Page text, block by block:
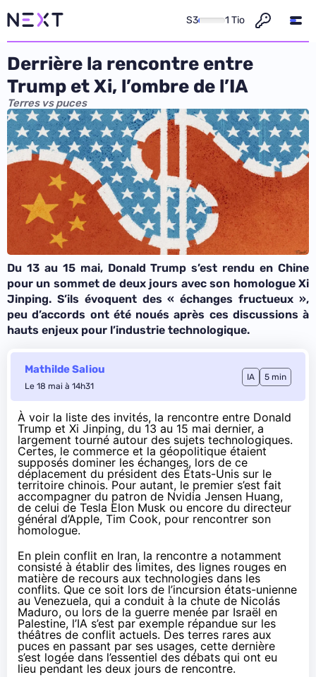
S3 1 Tio
Derrière la rencontre entre
Trump et Xi, l’ombre de l’IA
Terres vs puces
Du 13 au 15 mai, Donald Trump s’est rendu en Chine
pour un sommet de deux jours avec son homologue Xi
Jinping. S’ils évoquent des « échanges fructueux »,
peu d’accords ont été noués après ces discussions à
hauts enjeux pour l’industrie technologique.
Mathilde Saliou
Le 18 mai à 14h31
IA 5 min
À voir la liste des invités, la rencontre entre Donald
Trump et Xi Jinping, du 13 au 15 mai dernier, a
largement tourné autour des sujets technologiques.
Certes, le commerce et la géopolitique étaient
supposés dominer les échanges, lors de ce
déplacement du président des États-Unis sur le
territoire chinois. Pour autant, le premier s’est fait
accompagner du patron de Nvidia Jensen Huang,
de celui de Tesla Elon Musk ou encore du directeur
général d’Apple, Tim Cook, pour rencontrer son
homologue.
En plein conflit en Iran, la rencontre a notamment
consisté à établir des limites, des lignes rouges en
matière de recours aux technologies dans les
conflits. Que ce soit lors de l’incursion états-unienne
au Venezuela, qui a conduit à la chute de Nicolás
Maduro, ou lors de la guerre menée par Israël en
Palestine, l’IA s’est par exemple répandue sur les
théâtres de conflit actuels. Des terres rares aux
puces en passant par ses usages, cette dernière
s’est logée dans l’essentiel des débats qui ont eu
lieu pendant les deux jours de rencontre.